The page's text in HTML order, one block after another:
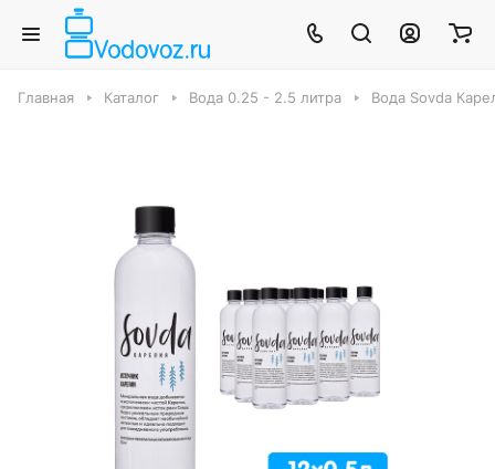
Главная Каталог Вода 0.25 - 2.5 литра Вода Sovda